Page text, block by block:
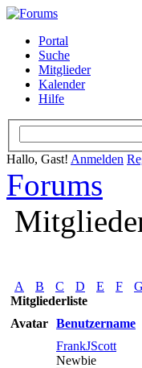
Portal
Suche
Mitglieder
Kalender
Hilfe
Hallo, Gast! Anmelden
Forums
A B C D E F G
Mitgliederliste
Avatar Benutzername
FrankJScott
Newbie